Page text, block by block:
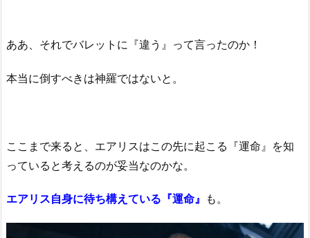
ああ、それでバレットに『違う』って言ったのか！
本当に倒すべきは神羅ではないと。
ここまで来ると、エアリスはこの先に起こる『運命』を知
っていると考えるのが妥当なのかな。
エアリス自身に待ち構えている『運命』 も。